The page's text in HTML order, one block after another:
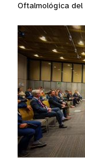
Oftalmológica del